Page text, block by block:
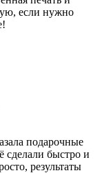
если нужно
подарочные
сделали быстро и
результаты